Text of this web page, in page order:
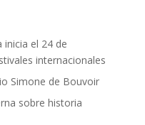
inicia el 24 de
internacionales
Simone de Bouvoir
sobre historia